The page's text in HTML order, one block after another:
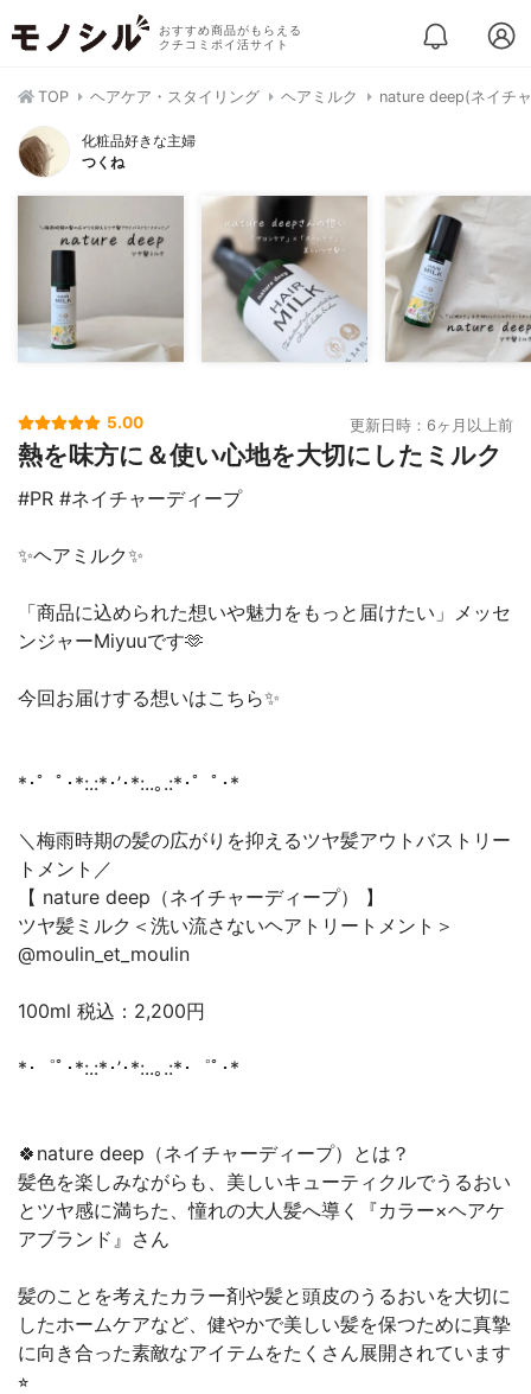
おすすめ商品がもらえる
クチコミポイ活サイト
TOP ヘアケア・スタイリング ヘアミルク nature deep(ネイチ
化粧品好きな主婦
つくね
5.00 更新日時：6ヶ月以上前
熱を味方に＆使い心地を大切にしたミルク
#PR #ネイチャーディープ
✨ヘアミルク✨
「商品に込められた想いや魅力をもっと届けたい」メッセ
ンジャーMiyuuです🫶
今回お届けする想いはこちら✨
*･゜ﾟ･*:.:*･’･*:..｡.:*･゜ﾟ･*
＼梅雨時期の髪の広がりを抑えるツヤ髪アウトバストリー
トメント／
【 nature deep（ネイチャーディープ） 】
ツヤ髪ミルク＜洗い流さないヘアトリートメント＞
@moulin_et_moulin
100ml 税込：2,200円
*･゜ﾟ･*:.:*･’･*:..｡.:*･゜ﾟ･*
🍀nature deep（ネイチャーディープ）とは？
髪色を楽しみながらも、美しいキューティクルでうるおい
とツヤ感に満ちた、憧れの大人髪へ導く『カラー×ヘアケ
アブランド』さん
髪のことを考えたカラー剤や髪と頭皮のうるおいを大切に
したホームケアなど、健やかで美しい髪を保つために真摯
に向き合った素敵なアイテムをたくさん展開されています
⭐︎